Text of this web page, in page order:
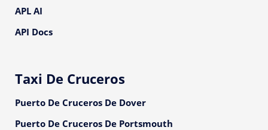
APL AI
API Docs
Taxi De Cruceros
Puerto De Cruceros De Dover
Puerto De Cruceros De Portsmouth